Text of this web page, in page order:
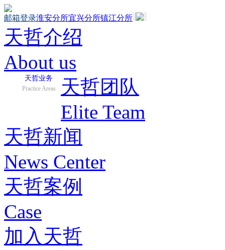
邮箱登录淮安分所宜兴分所镇江分所
天哲介绍
About us
天哲业务
Practice Areas
天哲团队
Elite Team
天哲新闻
News Center
天哲案例
Case
加入天哲